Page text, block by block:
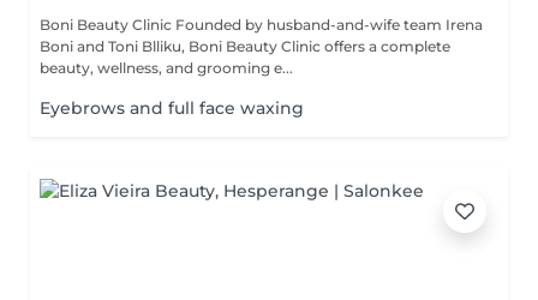
Boni Beauty Clinic Founded by husband-and-wife team Irena
Boni and Toni Blliku, Boni Beauty Clinic offers a complete
beauty, wellness, and grooming e...
Eyebrows and full face waxing